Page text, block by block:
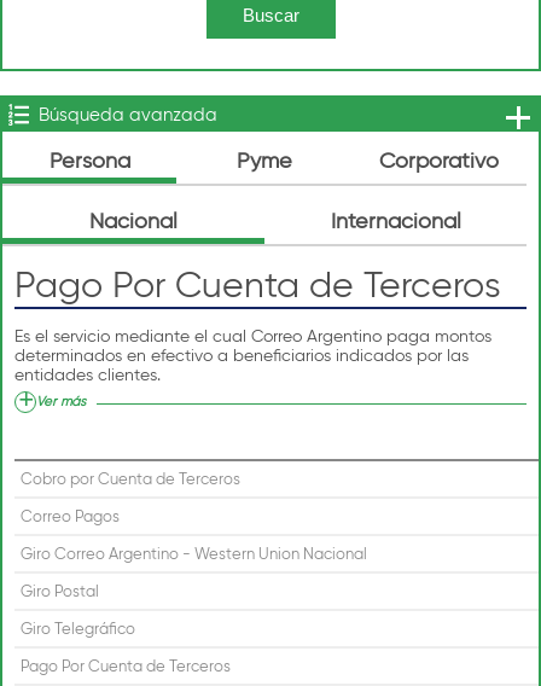
Búsqueda avanzada
Persona Pyme Corporativo
Nacional Internacional
Pago Por Cuenta de Terceros
Es el servicio mediante el cual Correo Argentino paga montos
determinados en efectivo a beneficiarios indicados por las
entidades clientes.
Ver más
Cobro por Cuenta de Terceros
Correo Pagos
Giro Correo Argentino - Western Union Nacional
Giro Postal
Giro Telegráfico
Pago Por Cuenta de Terceros